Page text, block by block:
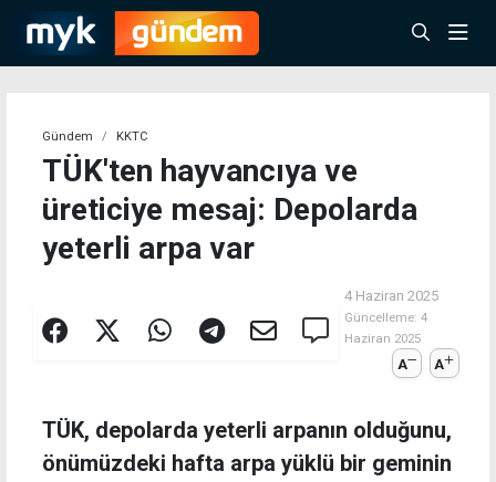
Gündem KKTC
TÜK'ten hayvancıya ve
üreticiye mesaj: Depolarda
yeterli arpa var
4 Haziran 2025
Güncelleme:4
Haziran 2025
A A
TÜK, depolarda yeterli arpanın olduğunu,
önümüzdeki hafta arpa yüklü bir geminin